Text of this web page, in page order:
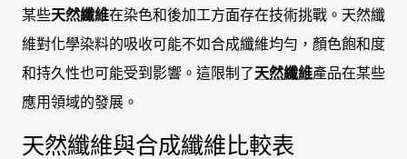
某些天然纖維在染色和後加工方面存在技術挑戰。天然纖
維對化學染料的吸收可能不如合成纖維均勻，顏色飽和度
和持久性也可能受到影響。這限制了天然纖維產品在某些
應用領域的發展。
天然纖維與合成纖維比較表